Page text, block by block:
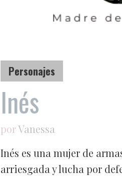
Personajes
Inés
porVanessa
Inés es una mujer de
arriesgada y lucha por